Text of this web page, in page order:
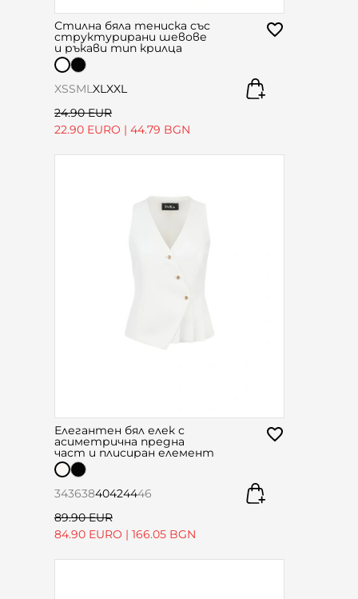
Стилна бяла тениска със
структурирани шевове
и ръкави тип крилца
XSSML XL XXL
24.90 EUR
22.90 EURO | 44.79 BGN
Елегантен бял елек с
асиметрична предна
част и плисиран елемент
34363840424446
89.90 EUR
84.90 EURO | 166.05 BGN